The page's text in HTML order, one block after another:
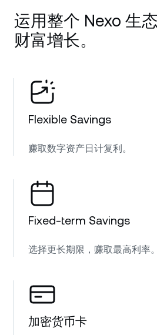
运用整个 Nexo 生
财富增长。
Flexible Savings
赚取数字资产日计复利。
Fixed-term Savings
选择更长期限，赚取最高利率。
加密货币卡